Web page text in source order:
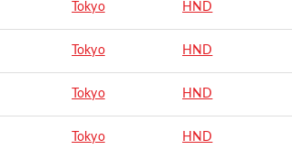
Tokyo HND
Tokyo HND
Tokyo HND
Tokyo HND